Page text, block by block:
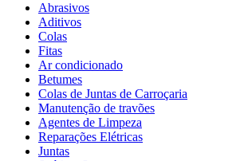
Abrasivos
Aditivos
Colas
Fitas
Ar condicionado
Betumes
Colas de Juntas de Carroçaria
Manutenção de travões
Agentes de Limpeza
Reparações Elétricas
Juntas